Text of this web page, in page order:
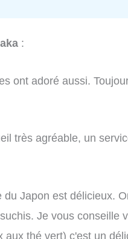
:
ont adoré aussi.
très agréable, un
Japon est délicieux.
Je vous conseille
aux thé vert) c'est un